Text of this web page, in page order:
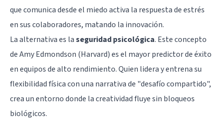
que comunica desde el miedo activa la respuesta de estrés
en sus colaboradores, matando la innovación.
La alternativa es laseguridad psicológica. Este concepto
de Amy Edmondson (Harvard) es el mayor predictor de éxito
en equipos de alto rendimiento. Quien lidera y entrena su
flexibilidad física con una narrativa de "desafío compartido",
crea un entorno donde la creatividad fluye sin bloqueos
biológicos.